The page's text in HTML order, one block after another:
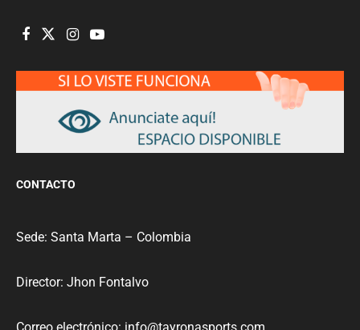
CONTACTO
Sede: Santa Marta – Colombia
Director: Jhon Fontalvo